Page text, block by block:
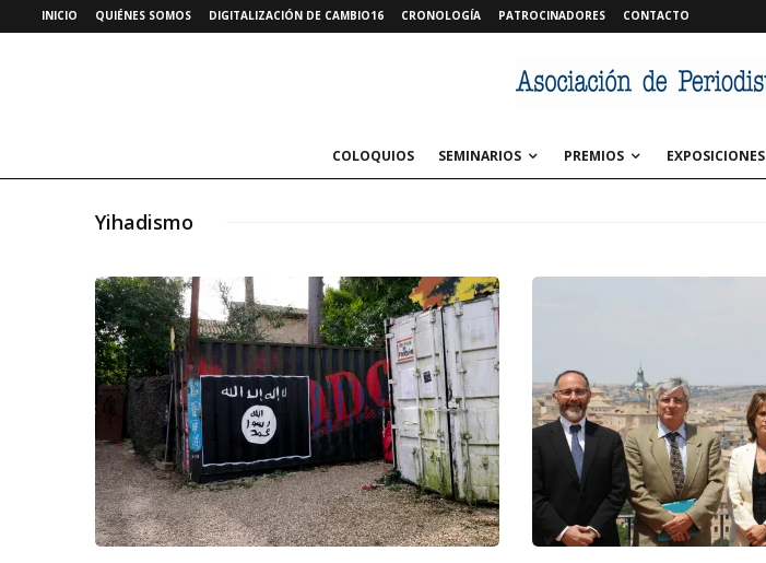
INICIO QUIÉNES SOMOS DIGITALIZACIÓN DE CAMBIO16 CRONOLOGÍA PATROCINADORES CONTACTO
COLOQUIOS SEMINARIOS PREMIOS EXPOSICIONES
Yihadismo